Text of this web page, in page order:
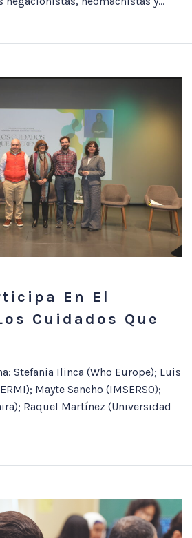
En El
Cuidados Que
Stefania Ilinca (Who Europe); Luis
Mayte Sancho (IMSERSO);
Raquel Martínez (Universidad